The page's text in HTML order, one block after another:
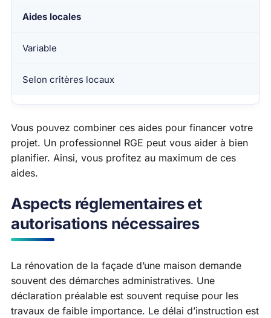
Aides locales
Variable
Selon critères locaux
Vous pouvez combiner ces aides pour financer votre
projet. Un professionnel RGE peut vous aider à bien
planifier. Ainsi, vous profitez au maximum de ces
aides.
Aspects réglementaires et
autorisations nécessaires
La rénovation de la façade d’une maison demande
souvent des démarches administratives. Une
déclaration préalable est souvent requise pour les
travaux de faible importance. Le délai d’instruction est